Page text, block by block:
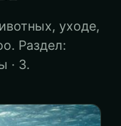
уходе,
Раздел:
· 3.